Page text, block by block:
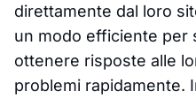
direttamente dal loro
un modo efficiente per
ottenere risposte alle
problemi rapidamente.